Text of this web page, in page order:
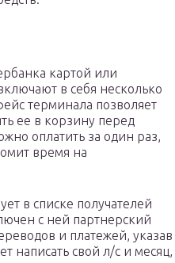
картой или
в себя несколько
терминала позволяет
ее в корзину перед
оплатить за один раз,
время на
в списке получателей
с ней партнерский
и платежей, указав
написать свой л/с и месяц,